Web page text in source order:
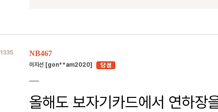
1335 NB467
이지선 [gon**am2020]
올해도 보자기카드에서 연하장